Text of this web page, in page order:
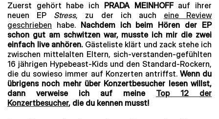
Zuerst gehört habe ich PRADA MEINHOFFauf ihrer
neuen EP Stress, zu der ich auch eine Review
geschrieben habe. Nachdem ich beim Hören der EP
schon gut am schwitzen war, musste ich mir die zwei
einfach live anhören.Gästeliste klärt und zack stehe ich
zwischen mittelalten Eltern, sich-verstanden-gefühlten
16 jährigen Hypebeast-Kids und den Standard-Rockern,
die du sowieso immer auf Konzerten antriffst. Wenn du
übrigens noch mehr über Konzertbesucher lesen willst,
dann verweise ich auf meine Top 12 der
Konzertbesucher, die du kennen musst!